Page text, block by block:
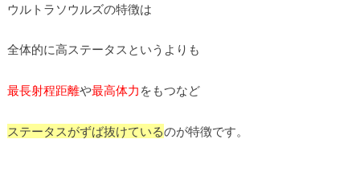
ウルトラソウルズの特徴は
全体的に高ステータスというよりも
最長射程距離や最高体力 をもつなど
ステータスがずば抜けているのが特徴です。